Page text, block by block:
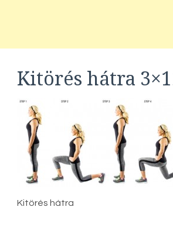
Kitörés hátra
Kitörés hátra